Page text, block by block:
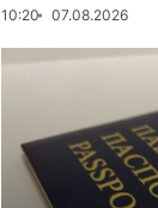
10:20 07.08.2026